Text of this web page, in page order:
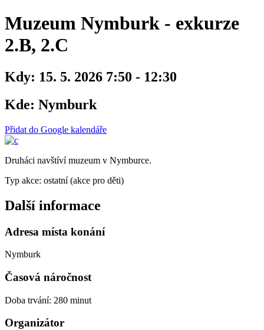
Muzeum Nymburk - exkurze
2.B, 2.C
Kdy: 15. 5. 2026 7:50 - 12:30
Kde: Nymburk
Přidat do Google kalendáře
Druháci navštíví muzeum v Nymburce.
Typ akce: ostatní (akce pro děti)
Další informace
Adresa místa konání
Nymburk
Časová náročnost
Doba trvání: 280 minut
Organizátor